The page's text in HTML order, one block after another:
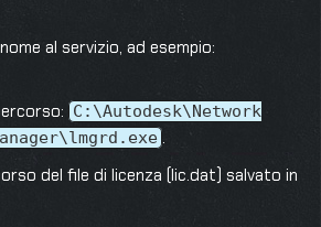
al servizio, ad esempio:
C:\Autodesk\Network
.
del file di licenza (lic.dat) salvato in